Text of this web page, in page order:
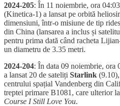
2024-205: În 11 noiembrie, ora
(Kinetica-1) a lansat pe orbită
dimensiuni, într-o misiune de tip
din China (lansarea a inclus și
pentru prima dată când racheta
un diametru de 3.35 metri.
2024-204: În data 09 noiembrie, ora
a lansat 20 de sateliți Starlink
centrului spațial Vandenberg din
treptei primare B1081, care ulterior
Course I Still Love You.